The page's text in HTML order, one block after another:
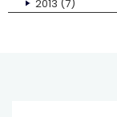
2013 (7)